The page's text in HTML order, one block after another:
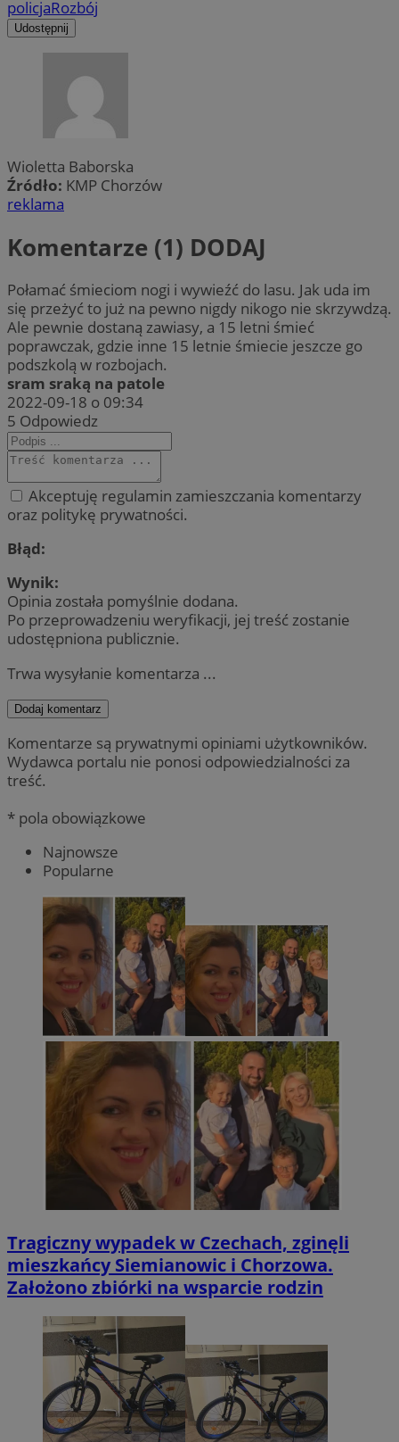
policjaRozbój
Udostępnij
Wioletta Baborska
Źródło: KMP Chorzów
reklama
Komentarze (1) DODAJ
Połamać śmieciom nogi i wywieźć do lasu. Jak uda im
się przeżyć to już na pewno nigdy nikogo nie skrzywdzą.
Ale pewnie dostaną zawiasy, a 15 letni śmieć
poprawczak, gdzie inne 15 letnie śmiecie jeszcze go
podszkolą w rozbojach.
sram sraką na patole
2022-09-18 o 09:34
5 Odpowiedz
Akceptuję regulamin zamieszczania komentarzy
oraz politykę prywatności.
Błąd:
Wynik:
Opinia została pomyślnie dodana.
Po przeprowadzeniu weryfikacji, jej treść zostanie
udostępniona publicznie.
Trwa wysyłanie komentarza ...
Dodaj komentarz
Komentarze są prywatnymi opiniami użytkowników.
Wydawca portalu nie ponosi odpowiedzialności za
treść.
* pola obowiązkowe
Najnowsze
Popularne
Tragiczny wypadek w Czechach, zginęli
mieszkańcy Siemianowic i Chorzowa.
Założono zbiórki na wsparcie rodzin